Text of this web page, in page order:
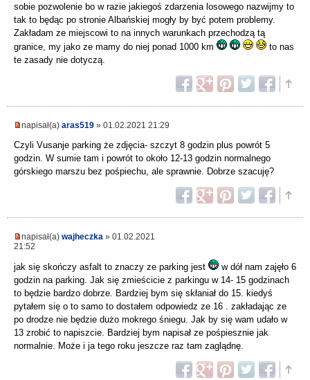
sobie pozwolenie bo w razie jakiegoś zdarzenia losowego nazwijmy to
tak to będąc po stronie Albańskiej mogły by być potem problemy.
Zakładam ze miejscowi to na innych warunkach przechodzą tą
granice, my jako ze mamy do niej ponad 1000 km
to nas
te zasady nie dotyczą.
napisał(a) aras519 » 01.02.2021 21:29
Czyli Vusanje parking że zdjęcia- szczyt 8 godzin plus powrót 5
godzin. W sumie tam i powrót to około 12-13 godzin normalnego
górskiego marszu bez pośpiechu, ale sprawnie. Dobrze szacuję?
napisał(a) wajheczka » 01.02.2021
21:52
jak się skończy asfalt to znaczy ze parking jest
w dół nam zajęło 6
godzin na parking. Jak się zmieścicie z parkingu w 14- 15 godzinach
to będzie bardzo dobrze. Bardziej bym się skłaniał do 15. kiedyś
pytałem się o to samo to dostałem odpowiedz ze 16 . zakładając ze
po drodze nie będzie dużo mokrego śniegu. Jak by się wam udało w
13 zrobić to napiszcie. Bardziej bym napisał ze pośpiesznie jak
normalnie. Może i ja tego roku jeszcze raz tam zaglądnę.